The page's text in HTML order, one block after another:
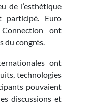
de l’esthétique
Euro
ont
du congrès.
ont
technologies
pouvaient
discussions et